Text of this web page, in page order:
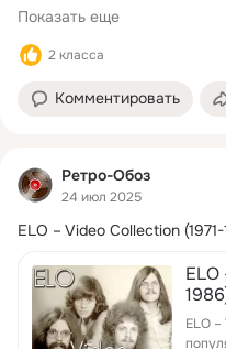
Показать еще
2 класса
Комментировать
Ретро-Обоз
24 июл 2025
ELO – Video Collection
ELO